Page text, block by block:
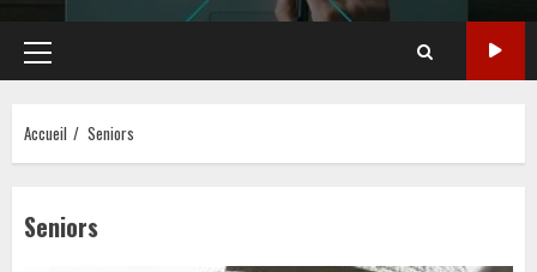
Menu
principal
Accueil Seniors
Seniors